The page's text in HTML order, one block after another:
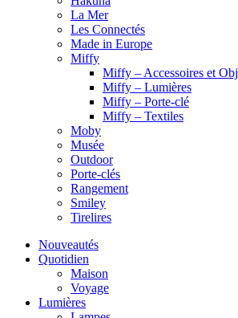
La Mer
Les Connectés
Made in Europe
Miffy
Miffy – Accessoires et
Miffy – Lumières
Miffy – Porte-clé
Miffy – Textiles
Moby
Musée
Outdoor
Porte-clés
Rangement
Smiley
Tirelires
Nouveautés
Quotidien
Maison
Voyage
Lumières